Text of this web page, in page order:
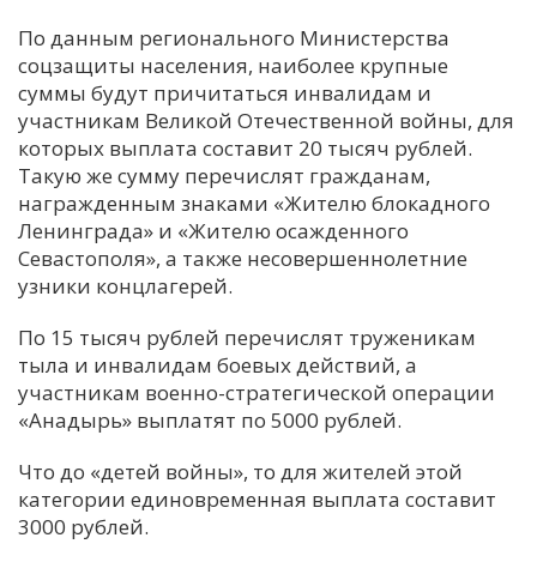
М
Н
Х
Ч
Я
По данным регионального Министерства
соцзащиты населения, наиболее крупные
суммы будут причитаться инвалидам и
участникам Великой Отечественной войны, для
которых выплата составит 20 тысяч рублей.
Такую же сумму перечислят гражданам,
награжденным знаками «Жителю блокадного
Ленинграда» и «Жителю осажденного
Севастополя», а также несовершеннолетние
узники концлагерей.
По 15 тысяч рублей перечислят труженикам
тыла и инвалидам боевых действий, а
участникам военно-стратегической операции
«Анадырь» выплатят по 5000 рублей.
Что до «детей войны», то для жителей этой
категории единовременная выплата составит
3000 рублей.